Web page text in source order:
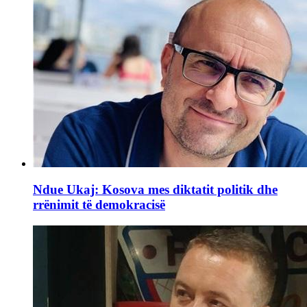
Ndue Ukaj: Kosova mes diktatit politik dhe
rrënimit të demokracisë